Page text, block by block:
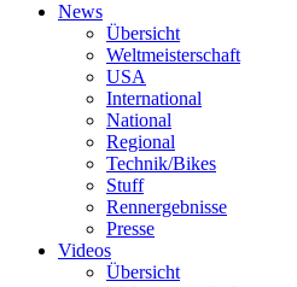
News
Übersicht
Weltmeisterschaft
USA
International
National
Regional
Technik/Bikes
Stuff
Rennergebnisse
Presse
Videos
Übersicht